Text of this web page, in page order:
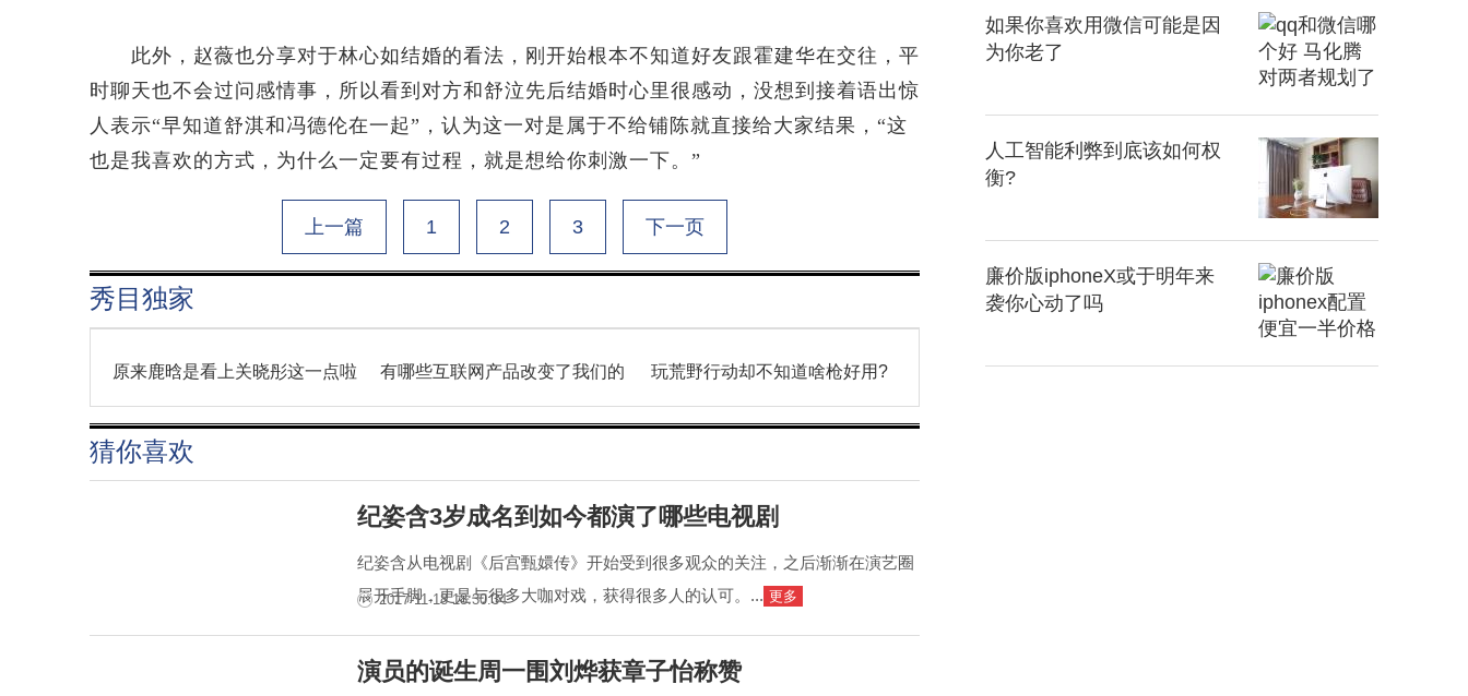
此外，赵薇也分享对于林心如结婚的看法，刚开始根本不知道好友跟霍建华在交往，平
时聊天也不会过问感情事，所以看到对方和舒泣先后结婚时心里很感动，没想到接着语出惊
人表示“早知道舒淇和冯德伦在一起”，认为这一对是属于不给铺陈就直接给大家结果，“这
也是我喜欢的方式，为什么一定要有过程，就是想给你刺激一下。”
上一篇 1 2 3 下一页
秀目独家
原来鹿晗是看上关晓彤这一点啦 有哪些互联网产品改变了我们的 玩荒野行动却不知道啥枪好用?
猜你喜欢
纪姿含3岁成名到如今都演了哪些电视剧
纪姿含从电视剧《后宫甄嬛传》开始受到很多观众的关注，之后渐渐在演艺圈
展开手脚，更是与很多大咖对戏，获得很多人的认可。... 更多
2017-11-18 18:30:34
演员的诞生周一围刘烨获章子怡称赞
如果你喜欢用微信可能是因
为你老了
人工智能利弊到底该如何权
衡?
廉价版iphoneX或于明年来
袭你心动了吗